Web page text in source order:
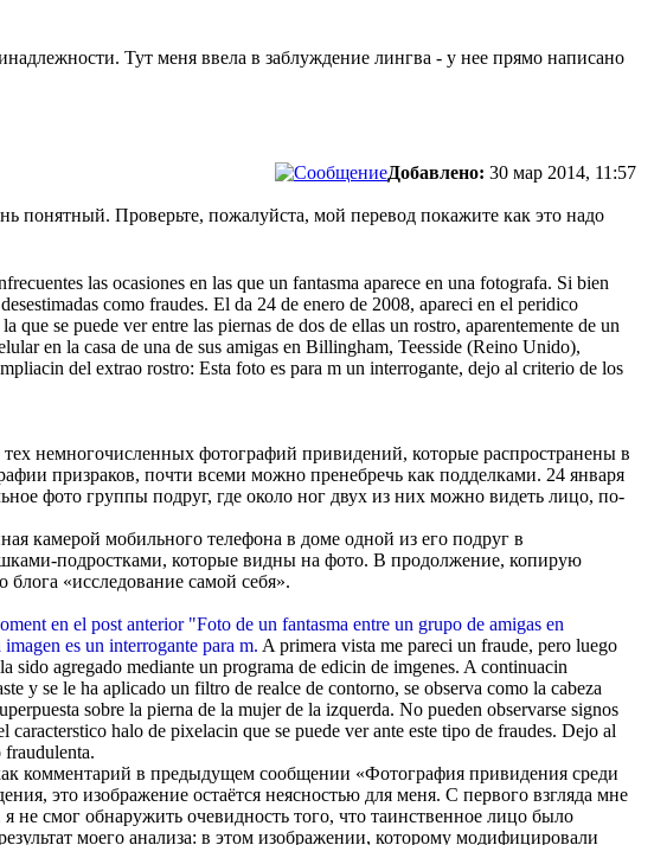
Тут меня ввела в заблуждение лингва - у нее прямо написано
Добавлено: 30 мар 2014, 11:57
понятный. Проверьте, пожалуйста, мой перевод покажите как это надо
las ocasiones en las que un fantasma aparece en una fotografa. Si bien
como fraudes. El da 24 de enero de 2008, apareci en el peridico
se puede ver entre las piernas de dos de ellas un rostro, aparentemente de un
en la casa de una de sus amigas en Billingham, Teesside (Reino Unido),
del extrao rostro: Esta foto es para m un interrogante, dejo al criterio de los
немногочисленных фотографий привидений, которые распространены в
призраков, почти всеми можно пренебречь как подделками. 24 января
фото группы подруг, где около ног двух из них можно видеть лицо, по-
камерой мобильного телефона в доме одной из его подруг в
подростками, которые видны на фото. В продолжение, копирую
«исследование самой себя».
en el post anterior "Foto de un fantasma entre un grupo de amigas en
es un interrogante para m. A primera vista me pareci un fraude, pero luego
agregado mediante un programa de edicin de imgenes. A continuacin
y se le ha aplicado un filtro de realce de contorno, se observa como la cabeza
sobre la pierna de la mujer de la izquerda. No pueden observarse signos
halo de pixelacin que se puede ver ante este tipo de fraudes. Dejo al
fraudulenta.
комментарий в предыдущем сообщении «Фотография привидения среди
это изображение остаётся неясностью для меня. С первого взгляда мне
не смог обнаружить очевидность того, что таинственное лицо было
моего анализа: в этом изображении, которому модифицировали